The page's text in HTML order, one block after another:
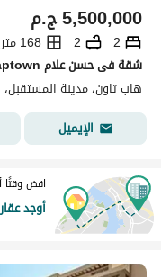
ج.م5,500,000
2
2
168 متر مربع
هاب تاون، مدينة المستقبل،
الإيميل
اقض وقتًا
أوجد